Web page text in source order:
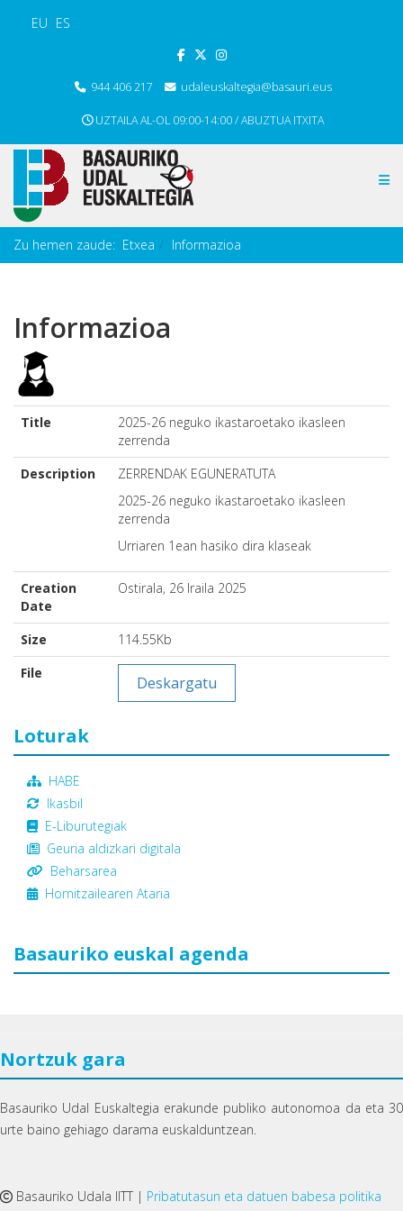
EU ES
944 406 217 udaleuskaltegia@basauri.eus
UZTAILA AL-OL 09:00-14:00 / ABUZTUA ITXITA
Zu hemen zaude: Etxea Informazioa
Informazioa
Title
2025-26 neguko ikastaroetako ikasleen
zerrenda
Description
ZERRENDAK EGUNERATUTA
2025-26 neguko ikastaroetako ikasleen
zerrenda
Urriaren 1ean hasiko dira klaseak
Creation
Date
Ostirala, 26 Iraila 2025
Size
114.55Kb
File
Deskargatu
Loturak
HABE
Ikasbil
E-Liburutegiak
Geuria aldizkari digitala
Beharsarea
Hornitzailearen Ataria
Basauriko euskal agenda
Nortzuk gara
Basauriko Udal Euskaltegia erakunde publiko autonomoa da eta 30
urte baino gehiago darama euskalduntzean.
Basauriko Udala IITT | Pribatutasun eta datuen babesa politika